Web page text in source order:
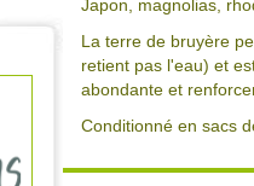
Japon, magnolias,
La terre de bruyère
retient pas l'eau) et
abondante et
Conditionné en sacs